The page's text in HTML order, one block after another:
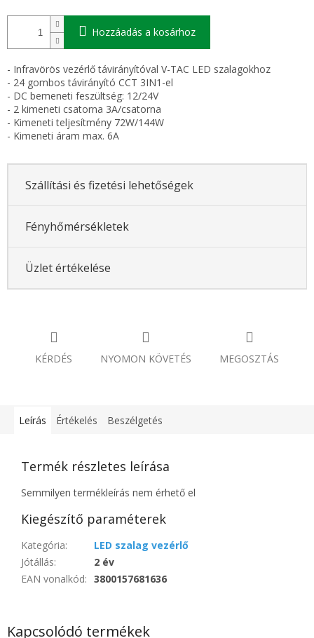
Hozzáadás a kosárhoz
- Infravörös vezérlő távirányítóval V-TAC LED szalagokhoz
- 24 gombos távirányító CCT 3IN1-el
- DC bemeneti feszültség: 12/24V
- 2 kimeneti csatorna 3A/csatorna
- Kimeneti teljesítmény 72W/144W
- Kimeneti áram max. 6A
Szállítási és fizetési lehetőségek
Fényhőmérsékletek
Üzlet értékelése
KÉRDÉS NYOMON KÖVETÉS MEGOSZTÁS
Kapcsolódó termékek
Leírás Értékelés Beszélgetés
Termék részletes leírása
Semmilyen termékleírás nem érhető el
Kiegészítő paraméterek
Kategória:
LED szalag vezérlő
Jótállás:
2 év
EAN vonalkód: 3800157681636